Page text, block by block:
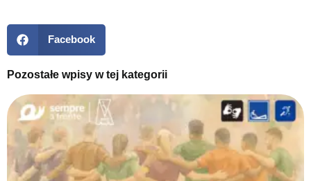
Facebook
Pozostałe wpisy w tej kategorii